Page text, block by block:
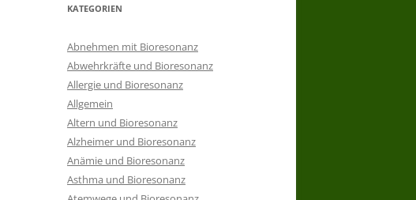
KATEGORIEN
Abnehmen mit Bioresonanz
Abwehrkräfte und Bioresonanz
Allergie und Bioresonanz
Allgemein
Altern und Bioresonanz
Alzheimer und Bioresonanz
Anämie und Bioresonanz
Asthma und Bioresonanz